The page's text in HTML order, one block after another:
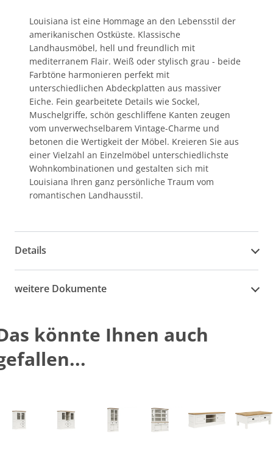
Louisiana ist eine Hommage an den Lebensstil der
amerikanischen Ostküste. Klassische
Landhausmöbel, hell und freundlich mit
mediterranem Flair. Weiß oder stylisch grau - beide
Farbtöne harmonieren perfekt mit
unterschiedlichen Abdeckplatten aus massiver
Eiche. Fein gearbeitete Details wie Sockel,
Muschelgriffe, schön geschliffene Kanten zeugen
vom unverwechselbarem Vintage-Charme und
betonen die Wertigkeit der Möbel. Kreieren Sie aus
einer Vielzahl an Einzelmöbel unterschiedlichste
Wohnkombinationen und gestalten sich mit
Louisiana Ihren ganz persönliche Traum vom
romantischen Landhausstil.
Details
weitere Dokumente
könnte Ihnen auch